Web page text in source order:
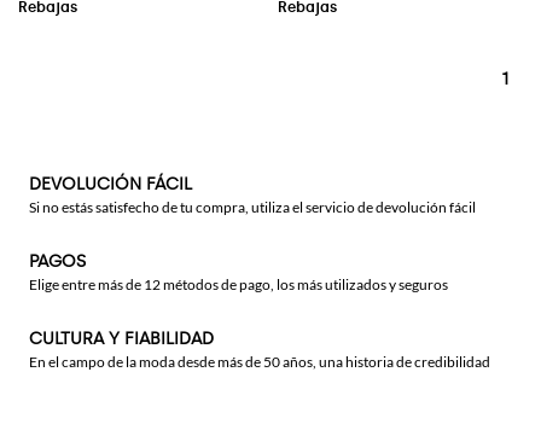
1
DEVOLUCIÓN FÁCIL
Si no estás satisfecho de tu compra, utiliza el servicio de devolución fácil
PAGOS
Elige entre más de 12 métodos de pago, los más utilizados y seguros
CULTURA Y FIABILIDAD
En el campo de la moda desde más de 50 años, una historia de credibilidad